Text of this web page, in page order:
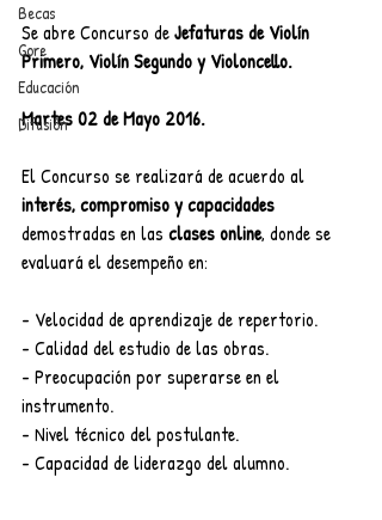
Becas
Gore
Educación
Difusión
Se abre Concurso de Jefaturas de Violín
Primero, Violín Segundo y Violoncello.
Martes 02 de Mayo 2016.
El Concurso se realizará de acuerdo al
interés, compromiso y capacidades
demostradas en las clases online, donde se
evaluará el desempeño en:
- Velocidad de aprendizaje de repertorio.
- Calidad del estudio de las obras.
- Preocupación por superarse en el
instrumento.
- Nivel técnico del postulante.
- Capacidad de liderazgo del alumno.